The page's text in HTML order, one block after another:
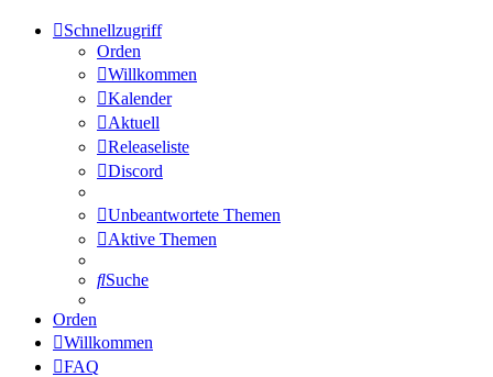
Schnellzugriff
Orden
Willkommen
Kalender
Aktuell
Releaseliste
Discord
Unbeantwortete Themen
Aktive Themen
Suche
Orden
Willkommen
FAQ